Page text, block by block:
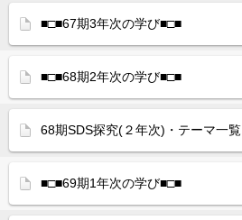
■□■67期3年次の学び■□■
■□■68期2年次の学び■□■
68期SDS探究(２年次)・テーマ一覧
■□■69期1年次の学び■□■